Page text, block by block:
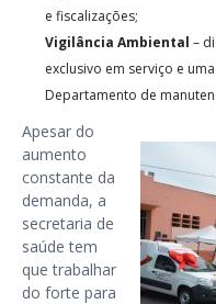
e fiscalizações;
Vigilância Ambiental –
exclusivo em serviço e
Departamento de
Apesar do
aumento
constante da
demanda, a
secretaria de
saúde tem
que trabalhar
do forte para